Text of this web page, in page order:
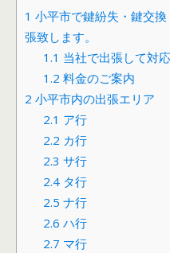
1 小平市で鍵紛失・鍵交
張致します。
1.1 当社で出張して対
1.2 料金のご案内
2 小平市内の出張エリア
2.1 ア行
2.2 カ行
2.3 サ行
2.4タ行
2.5 ナ行
2.6 ハ行
2.7 マ行